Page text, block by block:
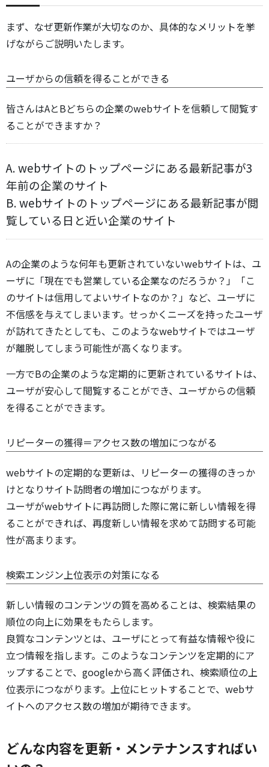
まず、なぜ更新作業が大切なのか、具体的なメリットを挙
げながらご説明いたします。
ユーザからの信頼を得ることができる
皆さんはAとBどちらの企業のwebサイトを信頼して閲覧す
ることができますか？
A. webサイトのトップページにある最新記事が3
年前の企業のサイト
B. webサイトのトップページにある最新記事が閲
覧している日と近い企業のサイト
Aの企業のような何年も更新されていないwebサイトは、ユ
ーザに「現在でも営業している企業なのだろうか？」「こ
のサイトは信用してよいサイトなのか？」など、ユーザに
不信感を与えてしまいます。せっかくニーズを持ったユーザ
が訪れてきたとしても、このようなwebサイトではユーザ
が離脱してしまう可能性が高くなります。
一方でBの企業のような定期的に更新されているサイトは、
ユーザが安心して閲覧することができ、ユーザからの信頼
を得ることができます。
リピーターの獲得＝アクセス数の増加につながる
webサイトの定期的な更新は、リピーターの獲得のきっか
けとなりサイト訪問者の増加につながります。
ユーザがwebサイトに再訪問した際に常に新しい情報を得
ることができれば、再度新しい情報を求めて訪問する可能
性が高まります。
検索エンジン上位表示の対策になる
新しい情報のコンテンツの質を高めることは、検索結果の
順位の向上に効果をもたらします。
良質なコンテンツとは、ユーザにとって有益な情報や役に
立つ情報を指します。このようなコンテンツを定期的にア
ップすることで、googleから高く評価され、検索順位の上
位表示につながります。上位にヒットすることで、webサ
イトへのアクセス数の増加が期待できます。
どんな内容を更新・メンテナンスすればい